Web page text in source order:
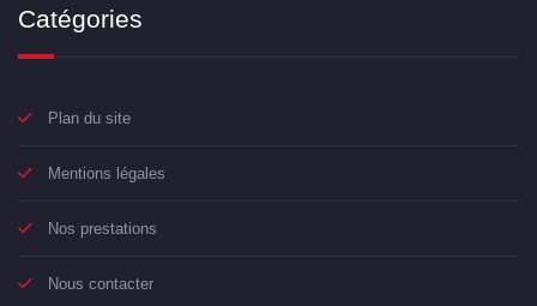
Catégories
Plan du site
Mentions légales
Nos prestations
Nous contacter